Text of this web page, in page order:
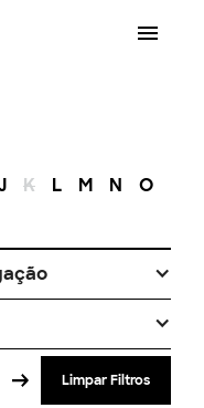
K L M N O
Limpar Filtros